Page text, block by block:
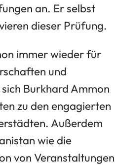
an. Er selbst
dieser Prüfung.
immer wieder für
und
Burkhard Ammon
zu den engagierten
Außerdem
wie die
von Veranstaltungen